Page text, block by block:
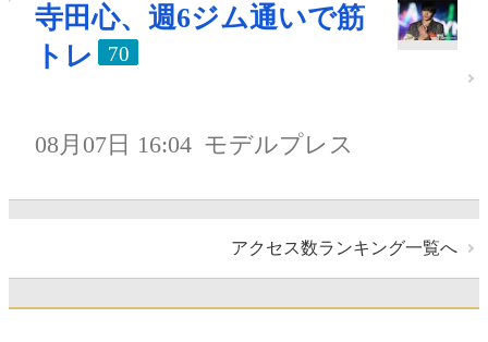
寺田心、週6ジム通いで筋
トレ
70
08月07日 16:04 モデルプレス
アクセス数ランキング一覧へ